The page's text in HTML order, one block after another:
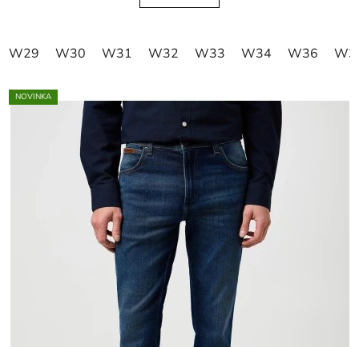
W29 W30 W31 W32 W33 W34 W36
NOVINKA